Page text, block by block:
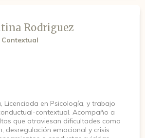
Rodriguez
Licenciada en Psicología, y trabajo
contextual. Acompaño a
que atraviesan dificultades como
desregulación emocional y crisis